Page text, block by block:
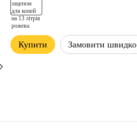
Купити Замовити швидко